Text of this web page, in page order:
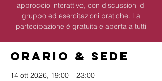
approccio interattivo, con discussioni di
gruppo ed esercitazioni pratiche. La
partecipazione è gratuita e aperta a tutti
Orario & Sede
14 ott 2026, 19:00 – 23:00